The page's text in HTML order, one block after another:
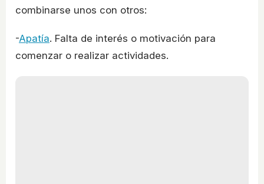
combinarse unos con otros:
-Apatía. Falta de interés o motivación para
comenzar o realizar actividades.